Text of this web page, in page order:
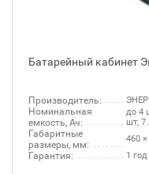
Батарейный кабинет
Производитель:
Номинальная
емкость, Ач:
до 4
шт, 7
Габаритные
размеры, мм:
460
Гарантия: 1 год